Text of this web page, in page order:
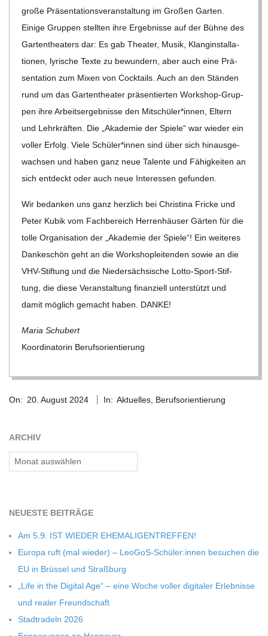
große Prä­sen­ta­ti­ons­ver­an­stal­tung im Gro­ßen Gar­ten.
Einige Grup­pen stell­ten ihre Ergeb­nisse auf der Bühne des
Gar­ten­thea­ters dar: Es gab Thea­ter, Musik, Klang­in­stal­la­
tio­nen, lyri­sche Texte zu bewun­dern, aber auch eine Prä­
sen­ta­tion zum Mixen von Cock­tails. Auch an den Stän­den
rund um das Gar­ten­thea­ter prä­sen­tier­ten Work­shop-Grup­
pen ihre Arbeits­er­geb­nisse den Mitschüler*innen, Eltern
und Lehr­kräf­ten. Die „Aka­de­mie der Spiele“ war wie­der ein
vol­ler Erfolg. Viele Schüler*innen sind über sich hin­aus­ge­
wach­sen und haben ganz neue Talente und Fähig­kei­ten an
sich ent­deckt oder auch neue Inter­es­sen gefunden.
Wir bedan­ken uns ganz herz­lich bei Chris­tina Fri­cke und
Peter Kubik vom Fach­be­reich Her­ren­häu­ser Gär­ten für die
tolle Orga­ni­sa­tion der „Aka­de­mie der Spiele“! Ein wei­te­res
Dan­ke­schön geht an die Work­shop­lei­ten­den sowie an die
VHV-Stif­tung und die Nie­der­säch­si­sche Lotto-Sport-Stif­
tung, die diese Ver­an­stal­tung finan­zi­ell unter­stützt und
damit mög­lich gemacht haben. DANKE!
Maria Schu­bert
Koor­di­na­to­rin Berufsorientierung
08-
On: 20. August 2024 In: Aktuelles Berufsorientierung
ARCHIV
Archiv
NEU­ESTE BEITRÄGE
Am 5.9. IST WIEDER EHEMALIGENTREFFEN!
Europa ruft (mal wie­der) – LeoGoS-Schüler:innen besu­chen die
EU in Brüs­sel und Straßburg
„Life in the Digi­tal Age“ – eine Woche vol­ler digi­ta­ler Erleb­nisse
und rea­ler Freundschaft
Stadt­ra­deln 2026